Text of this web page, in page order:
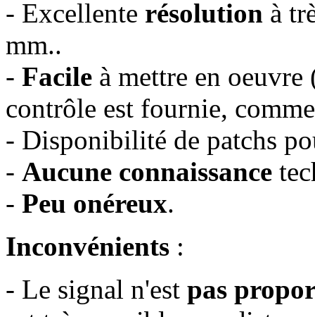
- Excellente résolution à
mm..
- Facile à mettre en
contrôle est fournie,
- Disponibilité de patchs
- Aucune connaissance
- Peu onéreux.
Inconvénients :
- Le signal n'est pas